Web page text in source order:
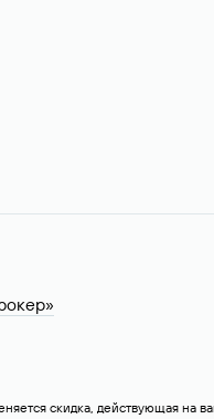
скидка, действующая на